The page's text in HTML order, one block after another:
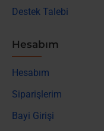
Destek Talebi
Hesabım
Hesabım
Siparişlerim
Bayi Girişi